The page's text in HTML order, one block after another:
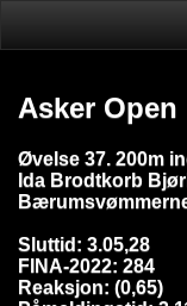
Asker Open
Øvelse 37. 200m
Ida Brodtkorb
Sluttid: 3.05,28
FINA-2022: 284
Reaksjon: (0,65)